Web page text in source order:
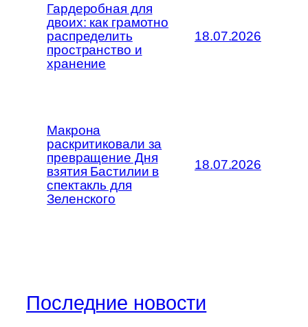
Гардеробная для
двоих: как грамотно
распределить
пространство и
хранение
18.07.2026
Макрона
раскритиковали за
превращение Дня
взятия Бастилии в
спектакль для
Зеленского
18.07.2026
Последние новости